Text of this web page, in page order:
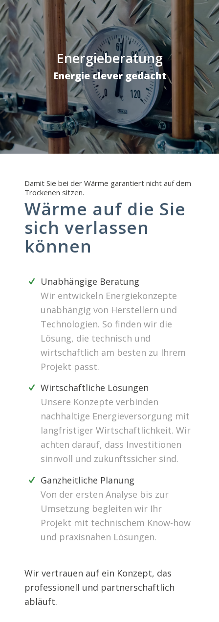
Energieberatung
Energie clever gedacht
Damit Sie bei der Wärme garantiert nicht auf dem
Trockenen sitzen.
Wärme auf die Sie
sich verlassen
können
Unabhängige Beratung
Wir entwickeln Energiekonzepte
unabhängig von Herstellern und
Technologien. So finden wir die
Lösung, die technisch und
wirtschaftlich am besten zu Ihrem
Projekt passt.
Wirtschaftliche Lösungen
Unsere Konzepte verbinden
nachhaltige Energieversorgung mit
langfristiger Wirtschaftlichkeit. Wir
achten darauf, dass Investitionen
sinnvoll und zukunftssicher sind.
Ganzheitliche Planung
Von der ersten Analyse bis zur
Umsetzung begleiten wir Ihr
Projekt mit technischem Know-how
und praxisnahen Lösungen.
Wir vertrauen auf ein Konzept, das
professionell und partnerschaftlich
abläuft.